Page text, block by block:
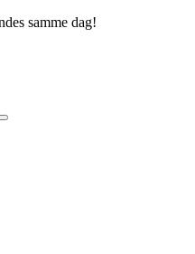
samme dag!